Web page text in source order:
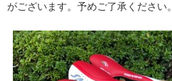
がございます。予めご了承ください。